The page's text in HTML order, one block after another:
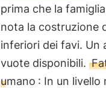
prima che la
nota la costruzione
inferiori dei favi. Un
vuote disponibili.
umano : In un livello